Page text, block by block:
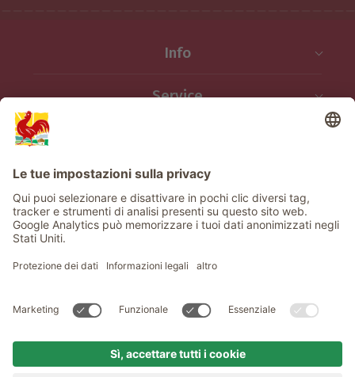
Info
Service
Newsletter
© Gallo Rosso - Il sigillo di qualità dei masi dell’Alto Adige . Il
produced by